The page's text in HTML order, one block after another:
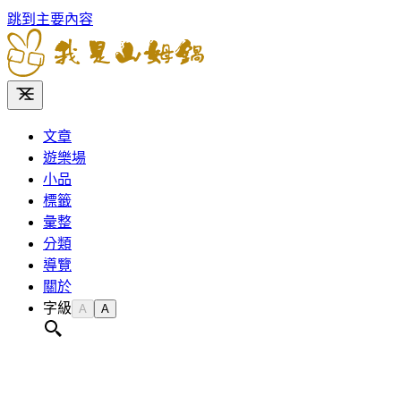
跳到主要內容
文章
遊樂場
小品
標籤
彙整
分類
導覽
關於
字級 A A